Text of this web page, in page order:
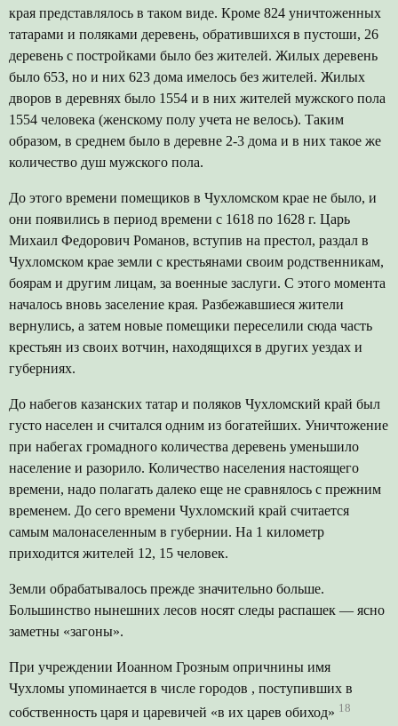
края представлялось в таком виде. Кроме 824 уничтоженных
татарами и поляками деревень, обратившихся в пустоши, 26
деревень с постройками было без жителей. Жилых деревень
было 653, но и них 623 дома имелось без жителей. Жилых
дворов в деревнях было 1554 и в них жителей мужского пола
1554 человека (женскому полу учета не велось). Таким
образом, в среднем было в деревне 2-3 дома и в них такое же
количество душ мужского пола.
До этого времени помещиков в Чухломском крае не было, и
они появились в период времени с 1618 по 1628 г. Царь
Михаил Федорович Романов, вступив на престол, раздал в
Чухломском крае земли с крестьянами своим родственникам,
боярам и другим лицам, за военные заслуги. С этого момента
началось вновь заселение края. Разбежавшиеся жители
вернулись, а затем новые помещики переселили сюда часть
крестьян из своих вотчин, находящихся в других уездах и
губерниях.
До набегов казанских татар и поляков Чухломский край был
густо населен и считался одним из богатейших. Уничтожение
при набегах громадного количества деревень уменьшило
население и разорило. Количество населения настоящего
времени, надо полагать далеко еще не сравнялось с прежним
временем. До сего времени Чухломский край считается
самым малонаселенным в губернии. На 1 километр
приходится жителей 12, 15 человек.
Земли обрабатывалось прежде значительно больше.
Большинство нынешних лесов носят следы распашек — ясно
заметны «загоны».
При учреждении Иоанном Грозным опричнины имя
Чухломы упоминается в числе городов , поступивших в
собственность царя и царевичей «в их царев обиход» 18